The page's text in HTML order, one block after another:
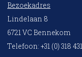
Bezoekadres
Lindelaan 8
6721 VC Bennekom
Telefoon: +31 (0) 318